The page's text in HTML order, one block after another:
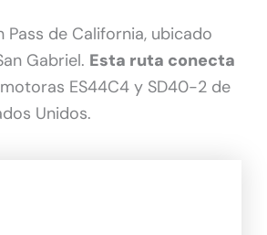
de California, ubicado
Gabriel. Esta ruta conecta
ES44C4 y SD40-2 de
Unidos.